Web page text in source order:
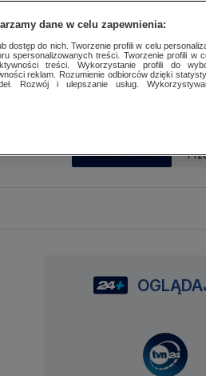
SUBSKRYBUJ
dane w celu zapewnienia:
dostęp do nich. Tworzenie profili w celu
spersonalizowanych treści. Tworzenie profili w
treści. Wykorzystanie profili do
reklam. Rozumienie odbiorców dzięki
Rozwój i ulepszanie usług.